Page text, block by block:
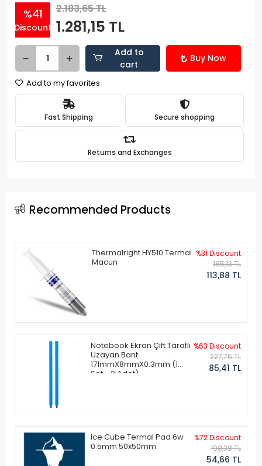
%41
Discount
2.183,65 TL
1.281,15 TL
Add to
cart
Buy Now
Add to my favorites
Fast Shipping Secure shopping
Returns and Exchanges
Recommended Products
Thermalright HY510 Termal
Macun
%31 Discount
165,13 TL
113,88 TL
Notebook Ekran Çift Taraflı
Uzayan Bant
171mmX8mmX0.3mm (1
Set - 2 Adet)
%63 Discount
227,76 TL
85,41 TL
Ice Cube Termal Pad 6w
0.5mm 50x50mm
%72 Discount
198,38 TL
54,66 TL